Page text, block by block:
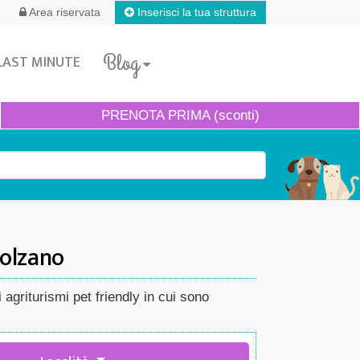
Area riservata Inserisci la tua struttura
MINUTE Blog
PRENOTAPRIMA (sconti)
pet friendly in cui sono